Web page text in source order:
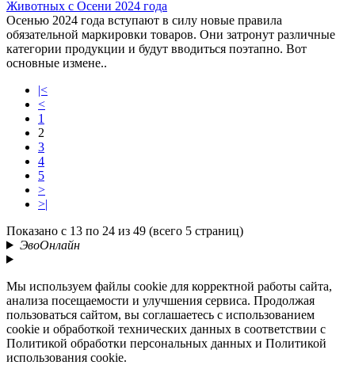
Животных с Осени 2024 года
Осенью 2024 года вступают в силу новые правила
обязательной маркировки товаров. Они затронут различные
категории продукции и будут вводиться поэтапно. Вот
основные измене..
|<
<
1
2
3
4
5
>
>|
Показано с 13 по 24 из 49 (всего 5 страниц)
ЭвоОнлайн
Мы используем файлы cookie для корректной работы сайта,
анализа посещаемости и улучшения сервиса. Продолжая
пользоваться сайтом, вы соглашаетесь с использованием
cookie и обработкой технических данных в соответствии с
Политикой обработки персональных данных и Политикой
использования cookie.